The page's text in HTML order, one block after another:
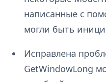
написанные с
могли быть
Исправлена
GetWindowLong